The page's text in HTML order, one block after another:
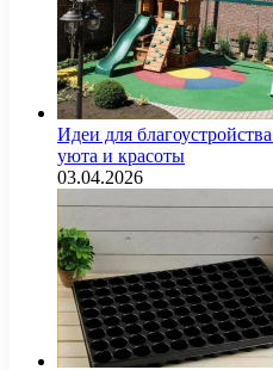
Идеи для
уюта и красоты
03.04.2026